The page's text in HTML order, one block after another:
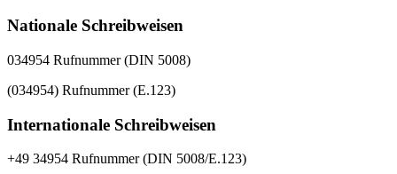
Nationale Schreibweisen
034954 Rufnummer (DIN 5008)
(034954) Rufnummer (E.123)
Internationale Schreibweisen
+49 34954 Rufnummer (DIN 5008/E.123)